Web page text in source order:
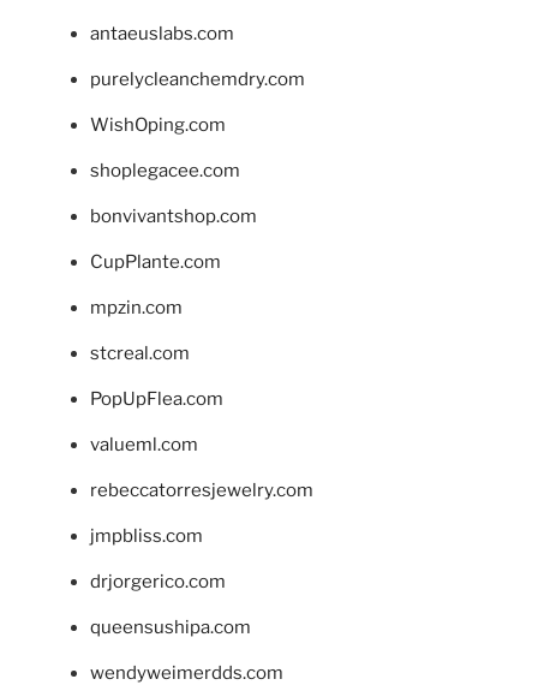
antaeuslabs.com
purelycleanchemdry.com
WishOping.com
shoplegacee.com
bonvivantshop.com
CupPlante.com
mpzin.com
stcreal.com
PopUpFlea.com
valueml.com
rebeccatorresjewelry.com
jmpbliss.com
drjorgerico.com
queensushipa.com
wendyweimerdds.com